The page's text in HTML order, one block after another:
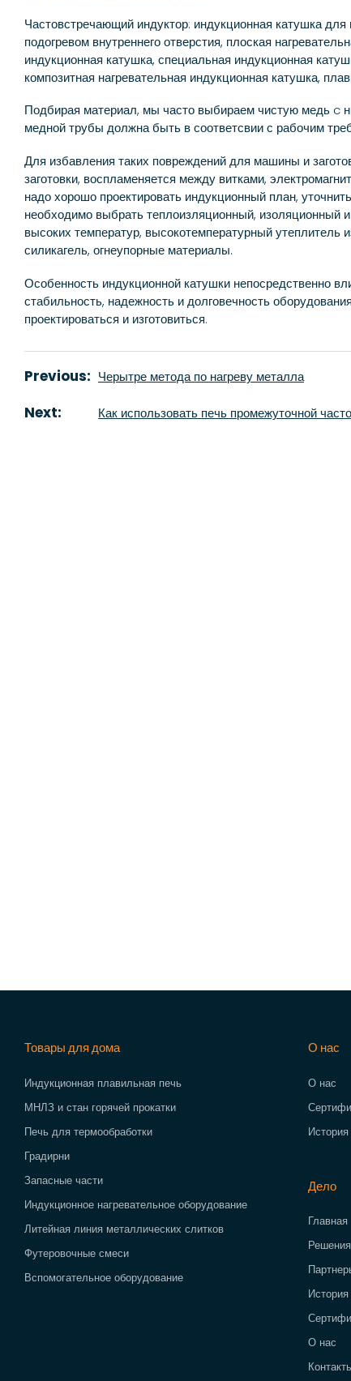
Частовстречающий индуктор: индукционная катушка
подогревом внутреннего отверстия, плоская
индукционная катушка, специальная индукционная
композитная нагревательная индукционная катушка,
Подбирая материал, мы часто выбираем чистую медь c
медной трубы должна быть в соответсвии с рабочим
Для избавления таких повреждений для машины и
заготовки, воспламеняется между витками,
надо хорошо проектировать индукционный план,
необходимо выбрать теплоизляционный, изоляционный
высоких температур, высокотемпературный утеплитель
силикагель, огнеупорные материалы.
Особенность индукционной катушки непосредственно
стабильность, надежность и долговечность
проектироваться и изготовиться.
Previous: Черытре метода по нагреву металла
Next: Как использовать печь промежуточной
Товары для дома
Индукционная плавильная печь
МНЛЗ и стан горячей прокатки
Печь для термообработки
Градирни
Запасные части
Индукционное нагревательное оборудование
Литейная линия металлических слитков
Футеровочные смеси
Вспомогательное оборудование
О нас
О нас
Дело
Главная
Решения
О нас